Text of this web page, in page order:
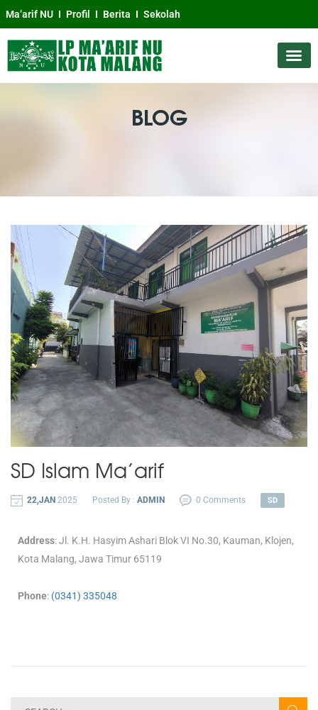
Ma’arif NU Profil Berita Sekolah
BLOG
SD Islam Ma’arif
22,JAN 2025 Posted By : ADMIN 0 Comments SD
Address: Jl. K.H. Hasyim Ashari Blok VI No.30, Kauman, Klojen,
Kota Malang, Jawa Timur 65119
Phone: (0341) 335048